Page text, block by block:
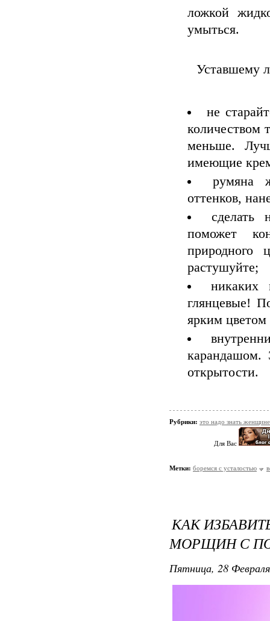
ложкой
умыться.
Уставшему
не
количеством
меньше.
имеющие
румяна
оттенков,
сделать
поможет
природного
растушуйте;
глянцевые!
ярким цветом
карандашом.
открытости.
Рубрики: это надо знать
Для Вас
Метки: боремся с усталостью
КАК
МОРЩИН С
Пятница, 28